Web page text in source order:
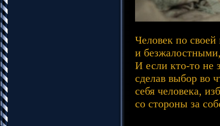
Человек по
и
И если кто-то не
сделав выбор во
себя человека,
со стороны за